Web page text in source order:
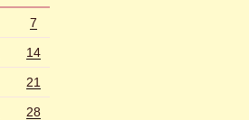
7
14
21
28